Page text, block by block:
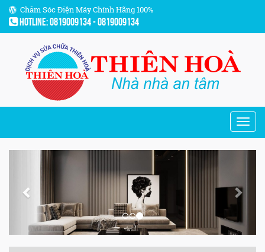
Chăm Sóc Điện Máy Chính Hãng 100%
Hotline: 0819009134 - 0819009134
Previous